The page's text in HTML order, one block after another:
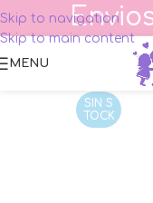
Skip to navigation
Skip to main content
MENU
SIN S
TOCK